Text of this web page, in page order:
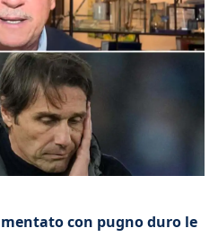
con pugno duro le